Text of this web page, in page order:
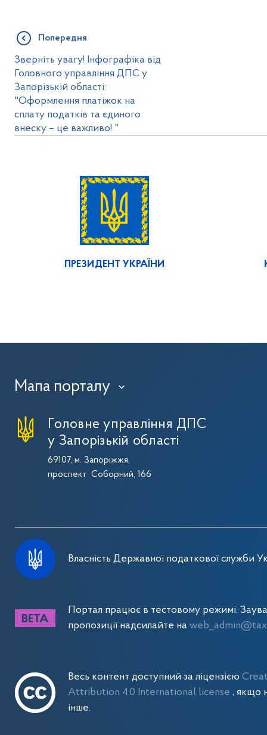
Попередня
Зверніть увагу! Інфографіка від
Головного управління ДПС у
Запорізькій області:
"Оформлення платіжок на
сплату податків та єдиного
внеску – це важливо! "
ПРЕЗИДЕНТ УКРАЇНИ
Мапа порталу ›
Головне управління ДПС
у Запорізькій області
69107, м. Запоріжжя,
проспект Соборний, 166
Власність Державної податкової служби
Портал працює в тестовому режимі.
пропозиції надсилайте на
Весь контент доступний за ліцензією
Attribution 4.0 International license, якщо
інше.